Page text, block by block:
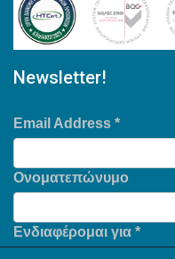
Newsletter!
Email Address *
Ονοματεπώνυμο
Ενδιαφέρομαι για *